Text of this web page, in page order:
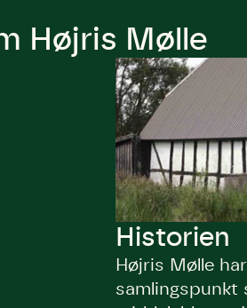
Højris Mølle
Historien
Højris Mølle
samlingspunkt